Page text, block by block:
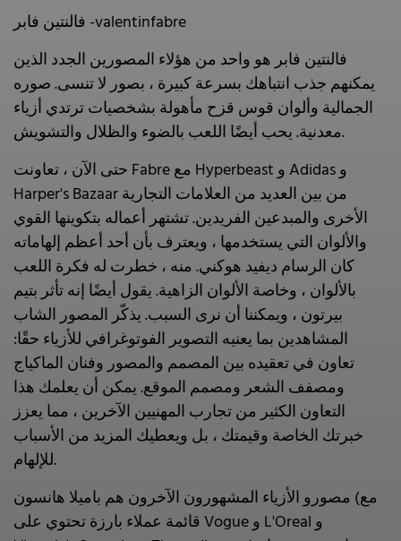
فالنتين فابر -valentinfabre
فالنتين فابر هو واحد من هؤلاء المصورين الجدد الذين
يمكنهم جذب انتباهك بسرعة كبيرة ، بصور لا تنسى. صوره
الجمالية وألوان قوس قزح مأهولة بشخصيات ترتدي أزياء
معدنية. يحب أيضًا اللعب بالضوء والظلال والتشويش.
حتى الآن ، تعاونت Fabre مع Hyperbeast و Adidas و
Harper's Bazaar من بين العديد من العلامات التجارية
الأخرى والمبدعين الفريدين. تشتهر أعماله بتكوينها القوي
والألوان التي يستخدمها ، ويعترف بأن أحد أعظم إلهاماته
كان الرسام ديفيد هوكني. منه ، خطرت له فكرة اللعب
بالألوان ، وخاصة الألوان الزاهية. يقول أيضًا إنه تأثر بتيم
بيرتون ، ويمكننا أن نرى السبب. يذكّر المصور الشاب
المشاهدين بما يعنيه التصوير الفوتوغرافي للأزياء حقًا:
تعاون في تعقيده بين المصمم والمصور وفنان الماكياج
ومصفف الشعر ومصمم الموقع. يمكن أن يعلمك هذا
التعاون الكثير من تجارب المهنيين الآخرين ، مما يعزز
خبرتك الخاصة وقيمتك ، بل ويعطيك المزيد من الأسباب
للإلهام.
مصورو الأزياء المشهورون الآخرون هم باميلا هانسون (مع
قائمة عملاء بارزة تحتوي على Vogue و L'Oreal و